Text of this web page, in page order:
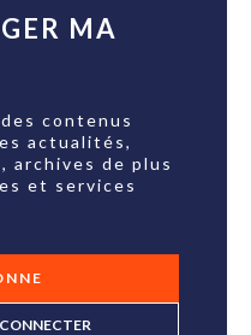
MA
contenus
actualités,
archives de plus
et services